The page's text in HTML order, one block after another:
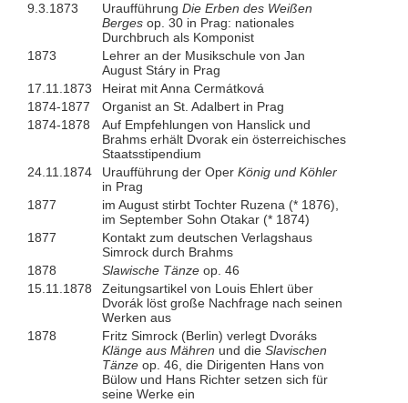
9.3.1873
Uraufführung Die Erben des Weißen
Bergesop. 30 in Prag: nationales
Durchbruch als Komponist
1873
Lehrer an der Musikschule von Jan
August Stáry in Prag
17.11.1873
Heirat mit Anna Cermátková
1874-1877
Organist an St. Adalbert in Prag
1874-1878
Auf Empfehlungen von Hanslick und
Brahms erhält Dvorak ein österreichisches
Staatsstipendium
24.11.1874
Uraufführung der Oper König und Köhler
in Prag
1877
im August stirbt Tochter Ruzena (* 1876),
im September Sohn Otakar (* 1874)
1877
Kontakt zum deutschen Verlagshaus
Simrock durch Brahms
1878
Slawische Tänzeop. 46
15.11.1878
Zeitungsartikel von Louis Ehlert über
Dvorák löst große Nachfrage nach seinen
Werken aus
1878
Fritz Simrock (Berlin) verlegt Dvoráks
Klänge aus Mähren und die Slavischen
Tänzeop. 46, die Dirigenten Hans von
Bülow und Hans Richter setzen sich für
seine Werke ein